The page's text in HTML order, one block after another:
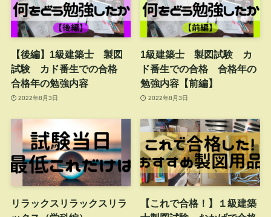
【後編】1級建築士 製図
試験 カド番生での合格
合格年の勉強内容
2022年8月3日
1級建築士 製図試験 カ
ド番生での合格 合格年の
勉強内容【前編】
2022年8月3日
リラックスリラックスリラ
【これで合格！】１級建築